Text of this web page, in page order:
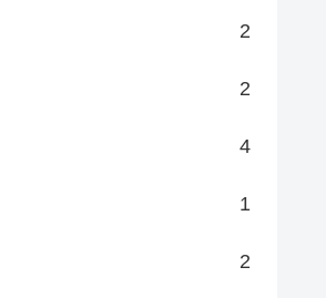
2
2
4
1
2